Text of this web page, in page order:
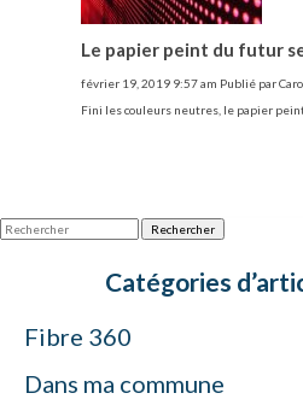
Le papier peint du futur
février 19, 2019 9:57 am Publié par
Fini les couleurs neutres, le papier
Rechercher
Catégories
Fibre 360
Dans ma commune